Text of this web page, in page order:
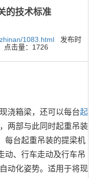
的技术标准
1083.html 发布时
点击量：1726
箱梁，还可以每台起
两部与此同时起重吊装
每台起重吊装的提梁机
动、行车走动及行车吊
动化姿势。适用于将现